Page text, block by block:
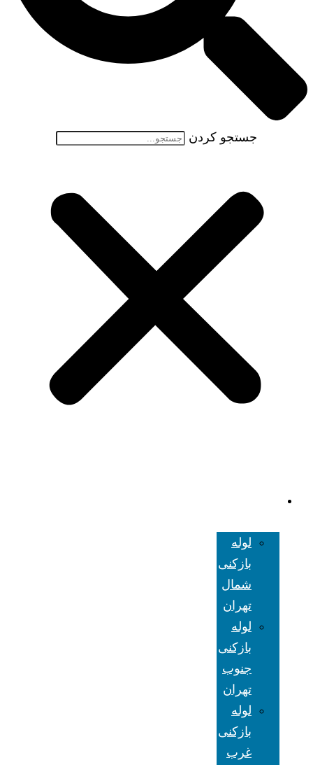
جستجو کردن
لوله
بازکنی
شمال
تهران
لوله
بازکنی
جنوب
تهران
لوله
بازکنی
غرب